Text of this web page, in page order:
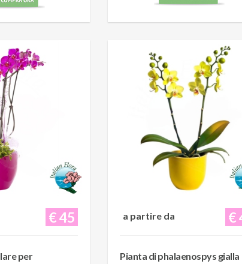
€ 45
per
€
a partire da
Pianta di phalaenospys gialla